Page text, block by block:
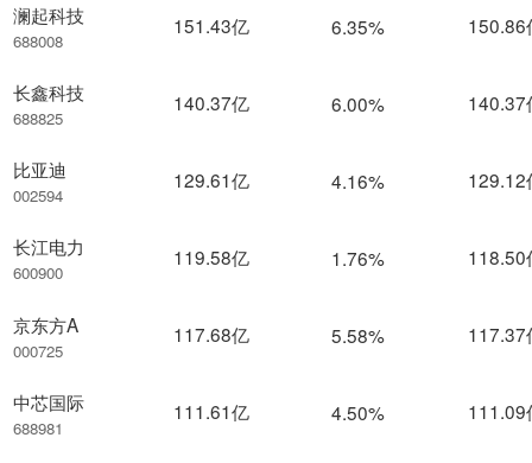
澜起科技
688008
长鑫科技
688825
比亚迪
002594
长江电力
600900
京东方A
000725
中芯国际
688981
151.43亿 6.35% 150.86
140.37亿 6.00% 140.37
129.61亿 4.16% 129.12
119.58亿 1.76% 118.50
117.68亿 5.58% 117.37
111.61亿 4.50% 111.09